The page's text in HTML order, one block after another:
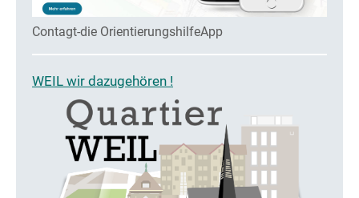
Contagt-die OrientierungshilfeApp
WEIL wir dazugehören !